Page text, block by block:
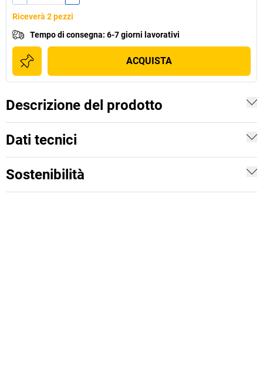
Riceverà 2 pezzi
Tempo di consegna: 6-7 giorni lavorativi
ACQUISTA
Descrizione del prodotto
Dati tecnici
Sostenibilità